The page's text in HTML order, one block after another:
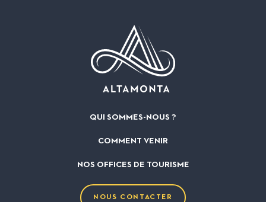
QUI SOMMES-NOUS ?
COMMENT VENIR
NOS OFFICES DE TOURISME
NOUS CONTACTER